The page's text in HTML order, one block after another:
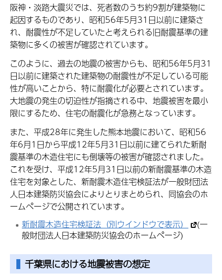
阪神・淡路大震災では、死者数のうち約9割が建築物に
起因するものであり、昭和56年5月31日以前に建築さ
れ、耐震性が不足していたと考えられる旧耐震基準の建
築物に多くの被害が確認されています。
このように、過去の地震の被害からも、昭和56年5月31
日以前に建築された建築物の耐震性が不足している可能
性が高いことから、特に耐震化が必要とされています。
大地震の発生の切迫性が指摘される中、地震被害を最小
限にするため、住宅の耐震化が急務となっています。
また、平成28年に発生した熊本地震において、昭和56
年6月1日から平成12年5月31日以前に建てられた新耐
震基準の木造住宅にも倒壊等の被害が確認されました。
これを受け、平成12年5月31日以前の新耐震基準の木造
住宅を対象とした、新耐震木造住宅検証法が一般財団法
人日本建築防災協会によりとりまとめられ、同協会のホ
ームページで公開されています。
新耐震木造住宅検証法（別ウインドウで表示）
(一
般財団法人日本建築防災協会のホームページ)
千葉県における地震被害の想定